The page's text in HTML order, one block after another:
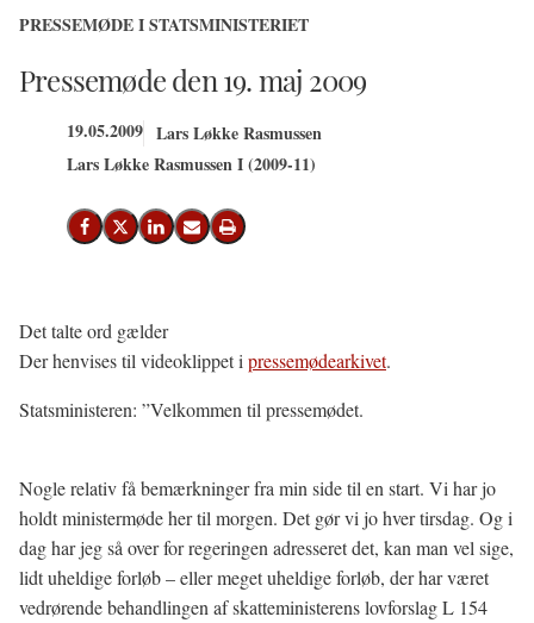
PRESSEMØDE I STATSMINISTERIET
Pressemøde den 19. maj 2009
19.05.2009 Lars Løkke Rasmussen
Lars Løkke Rasmussen I (2009-11)
Del på Facebook
Del på X (Twitter)
Del på LinkedIn
Send email
Print
Det talte ord gælder
Der henvises til videoklippet i pressemødearkivet.
Statsministeren: ”Velkommen til pressemødet.
Nogle relativ få bemærkninger fra min side til en start. Vi har jo
holdt ministermøde her til morgen. Det gør vi jo hver tirsdag. Og i
dag har jeg så over for regeringen adresseret det, kan man vel sige,
lidt uheldige forløb – eller meget uheldige forløb, der har været
vedrørende behandlingen af skatteministerens lovforslag L 154